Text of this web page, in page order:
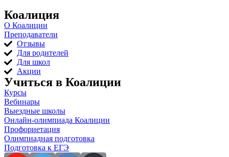
Коалиция
О Коалиции
Преподаватели
Отзывы
Для родителей
Для школ
Акции
Учиться в Коалиции
Курсы
Вебинары
Выездные школы
Онлайн-олимпиада Коалиции
Профориетация
Олимпиадная подготовка
Подготовка к ЕГЭ